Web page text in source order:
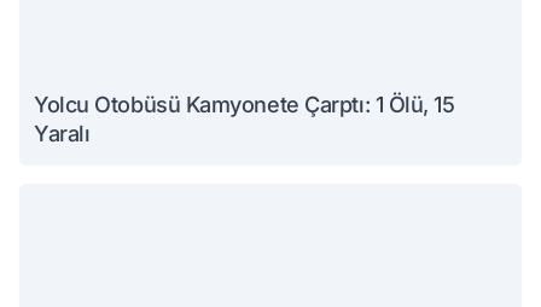
Yolcu Otobüsü Kamyonete Çarptı: 1 Ölü, 15
Yaralı